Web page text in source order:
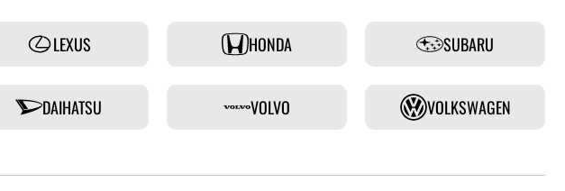
LEXUS HONDA SUBARU
DAIHATSU VOLVO VOLKSWAGEN